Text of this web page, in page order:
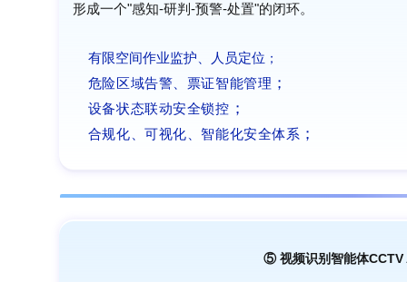
形成一个"感知-研判-预警-处置"的闭环。
有限空间作业监护、人员定位 ；
危险区域告警、票证智能管理 ；
设备状态联动安全锁控 ；
合规化、可视化、智能化安全体系 ；
⑤视频识别智能体